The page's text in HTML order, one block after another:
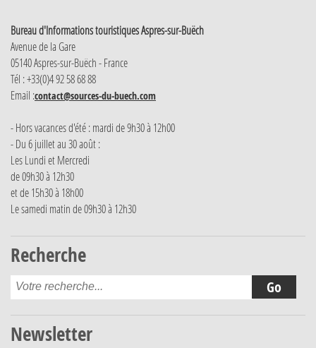
Bureau d'Informations touristiques Aspres-sur-Buëch
Avenue de la Gare
05140 Aspres-sur-Buëch - France
Tél : +33(0)4 92 58 68 88
Email :contact@sources-du-buech.com
- Hors vacances d'été : mardi de 9h30 à 12h00
- Du 6 juillet au 30 août :
Les Lundi et Mercredi
de 09h30 à 12h30
et de 15h30 à 18h00
Le samedi matin de 09h30 à 12h30
Recherche
Newsletter